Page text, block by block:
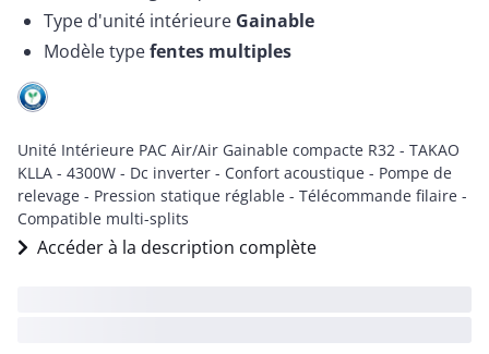
Type d'unité intérieure Gainable
Modèle typefentes multiples
Unité Intérieure PAC Air/Air Gainable compacte R32 - TAKAO
KLLA - 4300W - Dc inverter - Confort acoustique - Pompe de
relevage - Pression statique réglable - Télécommande filaire -
Compatible multi-splits
Accéder à la description complète